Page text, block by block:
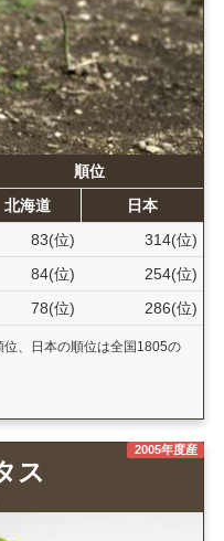
順位
北海道
日本
83(位)
314(位)
84(位)
254(位)
78(位) 286(位)
、日本の順位は全国1805の
2005年度産
ス